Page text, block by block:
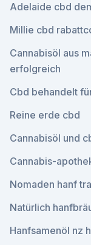
Adelaide cbd
Millie cbd
Cannabisöl aus
erfolgreich
Cbd behandelt
Reine erde cbd
Cannabisöl und
Cannabis-
Nomaden hanf
Natürlich
Hanfsamenöl nz